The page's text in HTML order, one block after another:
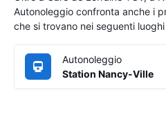
Autonoleggio confronta anche i
che si trovano nei seguenti
Autonoleggio
Station Nancy-Ville